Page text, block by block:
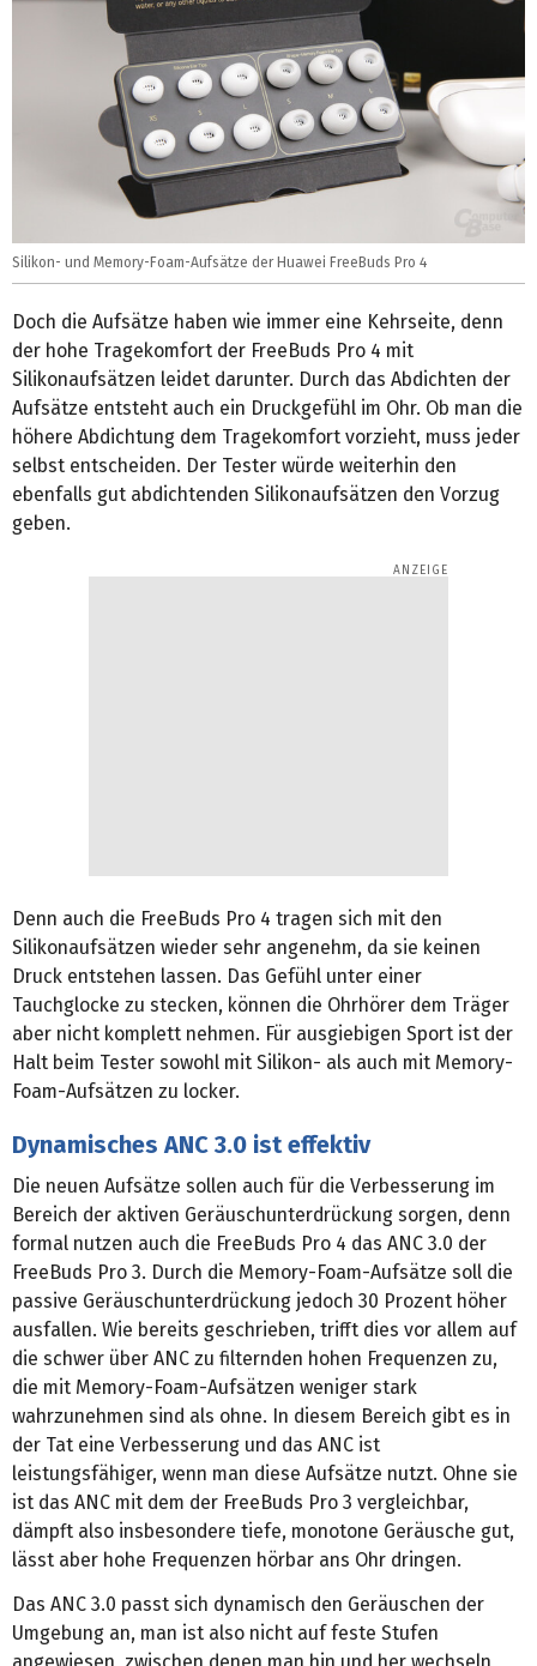
Silikon- und Memory-Foam-Aufsätze der Huawei FreeBuds Pro 4
Doch die Aufsätze haben wie immer eine Kehrseite, denn
der hohe Tragekomfort der FreeBuds Pro 4 mit
Silikonaufsätzen leidet darunter. Durch das Abdichten der
Aufsätze entsteht auch ein Druckgefühl im Ohr. Ob man die
höhere Abdichtung dem Tragekomfort vorzieht, muss jeder
selbst entscheiden. Der Tester würde weiterhin den
ebenfalls gut abdichtenden Silikonaufsätzen den Vorzug
geben.
Denn auch die FreeBuds Pro 4 tragen sich mit den
Silikonaufsätzen wieder sehr angenehm, da sie keinen
Druck entstehen lassen. Das Gefühl unter einer
Tauchglocke zu stecken, können die Ohrhörer dem Träger
aber nicht komplett nehmen. Für ausgiebigen Sport ist der
Halt beim Tester sowohl mit Silikon- als auch mit Memory-
Foam-Aufsätzen zu locker.
Dynamisches ANC 3.0 ist effektiv
Die neuen Aufsätze sollen auch für die Verbesserung im
Bereich der aktiven Geräuschunterdrückung sorgen, denn
formal nutzen auch die FreeBuds Pro 4 das ANC 3.0 der
FreeBuds Pro 3. Durch die Memory-Foam-Aufsätze soll die
passive Geräuschunterdrückung jedoch 30 Prozent höher
ausfallen. Wie bereits geschrieben, trifft dies vor allem auf
die schwer über ANC zu filternden hohen Frequenzen zu,
die mit Memory-Foam-Aufsätzen weniger stark
wahrzunehmen sind als ohne. In diesem Bereich gibt es in
der Tat eine Verbesserung und das ANC ist
leistungsfähiger, wenn man diese Aufsätze nutzt. Ohne sie
ist das ANC mit dem der FreeBuds Pro 3 vergleichbar,
dämpft also insbesondere tiefe, monotone Geräusche gut,
lässt aber hohe Frequenzen hörbar ans Ohr dringen.
Das ANC 3.0 passt sich dynamisch den Geräuschen der
Umgebung an, man ist also nicht auf feste Stufen